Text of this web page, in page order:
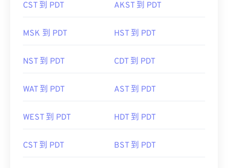
CST 到 PDT AKST 到 PDT
MSK 到 PDT HST 到 PDT
NST 到 PDT CDT 到 PDT
WAT 到 PDT AST 到 PDT
WEST 到 PDT HDT 到 PDT
CST 到 PDT BST 到 PDT